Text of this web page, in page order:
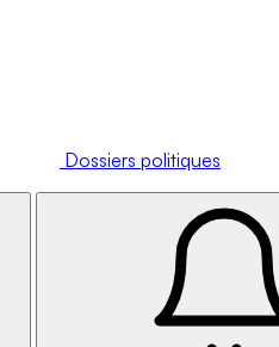
Dossiers politiques